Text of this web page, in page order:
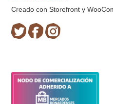
Creado con Storefront y